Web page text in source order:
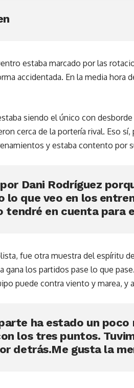
estaba marcado por las
accidentada. En la media hora
siendo el único con
cerca de la portería rival. Eso
y estaba contento por
Dani Rodríguez
lo que veo en los
tendré en cuenta para
fue otra muestra del espíritu
gana los partidos pase lo que
puede contra viento y marea, y
ha estado un
los tres puntos.
detrás.Me gusta la